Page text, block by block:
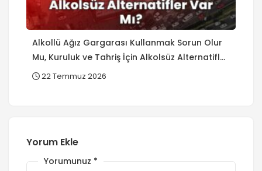
Alkollü Ağız Gargarası Kullanmak Sorun Olur
Mu, Kuruluk ve Tahriş İçin Alkolsüz Alternatifler
Var Mı?
22 Temmuz 2026
Yorum Ekle
Yorumunuz *